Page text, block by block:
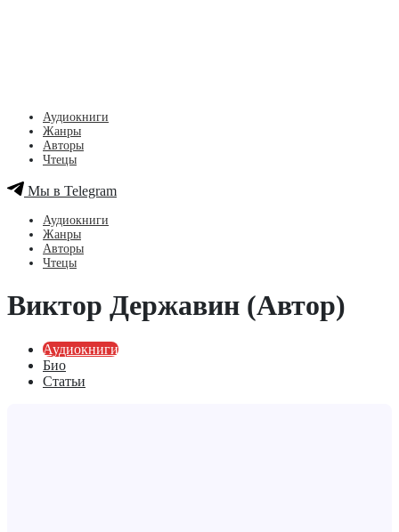
Аудиокниги
Жанры
Авторы
Чтецы
Мы в Telegram
Аудиокниги
Жанры
Авторы
Чтецы
Виктор Державин (Автор)
Аудиокниги
Био
Статьи